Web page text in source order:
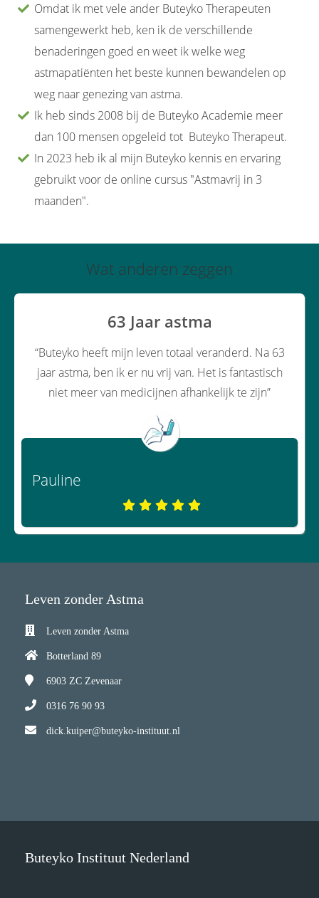
Omdat ik met vele ander Buteyko Therapeuten
samengewerkt heb, ken ik de verschillende
benaderingen goed en weet ik welke weg
astmapatiënten het beste kunnen bewandelen op
weg naar genezing van astma.
Ik heb sinds 2008 bij de Buteyko Academie meer
dan 100 mensen opgeleid tot Buteyko Therapeut.
In 2023 heb ik al mijn Buteyko kennis en ervaring
gebruikt voor de online cursus "Astmavrij in 3
maanden".
Wat anderen zeggen
63 Jaar astma
“Buteyko heeft mijn leven totaal veranderd. Na 63
jaar astma, ben ik er nu vrij van. Het is fantastisch
niet meer van medicijnen afhankelijk te zijn”
Pauline
Leven zonder Astma
Leven zonder Astma
Botterland 89
6903 ZC Zevenaar
0316 76 90 93
dick.kuiper@buteyko-instituut.nl
Buteyko Instituut Nederland